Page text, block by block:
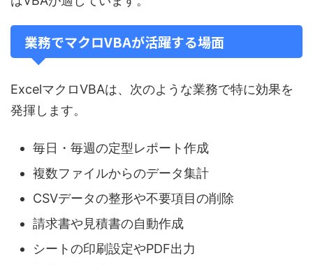
業務でマクロVBAが活躍する場面
ExcelマクロVBAは、次のような業務で特に効果を
発揮します。
毎日・毎週の定型レポート作成
複数ファイルからのデータ集計
CSVデータの整形や不要項目の削除
請求書や見積書の自動作成
シートの印刷設定やPDF出力